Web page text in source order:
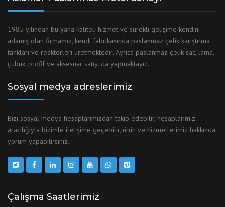
1985 yılından bu yana kaliteli hizmet ve sürekli gelişime kendini
adamış olan firmamız, kendi fabrikasında paslanmaz çelik karıştırma
tankları ve reaktörleri üretmektedir. Ayrıca paslanmaz çelik sac, lama,
çubuk, profil ve aksesuar satışı da yapmaktayız.
Sosyal medya adreslerimiz
Bizi sosyal medya hesaplarımızdan takip edebilir, hesaplarımız
aracılığıyla bizimle iletişime geçebilir, ürün ve hizmetlerimiz hakkında
yorum yapabilirsiniz.
Çalışma Saatlerimiz